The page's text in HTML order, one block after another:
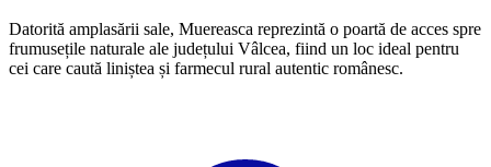
Datorită amplasării sale, Muereasca reprezintă o poartă de acces spre
frumusețile naturale ale județului Vâlcea, fiind un loc ideal pentru
cei care caută liniștea și farmecul rural autentic românesc.